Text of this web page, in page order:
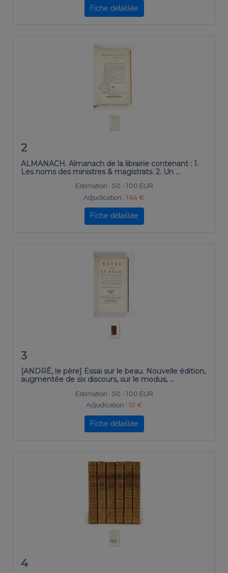
Fiche détaillée
2
ALMANACH. Almanach de la librairie contenant : 1.
Les noms des ministres & magistrats. 2. Un …
Estimation : 50 - 100 EUR
Adjudication : 164 €
Fiche détaillée
3
[ANDRÉ, le père] Essai sur le beau. Nouvelle édition,
augmentée de six discours, sur le modus, …
Estimation : 50 - 100 EUR
Adjudication : 51 €
Fiche détaillée
4